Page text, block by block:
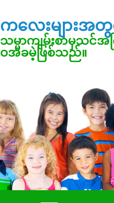
ကလေးများအတွ
သမ္မာကျမ်းစာမှသင်အ
ဝအခမဲ့ဖြစ်သည်။